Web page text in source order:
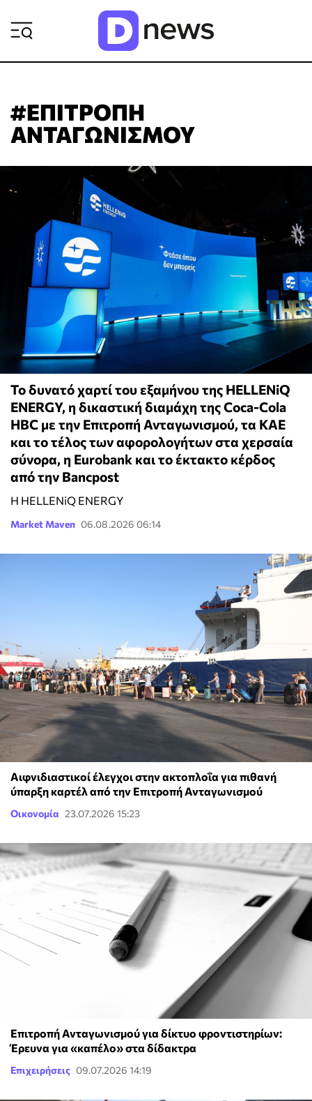
#ΕΠΙΤΡΟΠΗ
ΑΝΤΑΓΩΝΙΣΜΟΥ
Το δυνατό χαρτί του εξαμήνου της HELLENiQ
ENERGY, η δικαστική διαμάχη της Coca-Cola
HBC με την Επιτροπή Ανταγωνισμού, τα ΚΑΕ
και το τέλος των αφορολογήτων στα χερσαία
σύνορα, η Eurobank και το έκτακτο κέρδος
από την Bancpost
Η HELLENiQ ENERGY
Market Maven 06.08.2026 06:14
Αιφνιδιαστικοί έλεγχοι στην ακτοπλοΐα για πιθανή
ύπαρξη καρτέλ από την Επιτροπή Ανταγωνισμού
Οικονομία 23.07.2026 15:23
Επιτροπή Ανταγωνισμού για δίκτυο φροντιστηρίων:
Έρευνα για «καπέλο» στα δίδακτρα
Επιχειρήσεις 09.07.2026 14:19